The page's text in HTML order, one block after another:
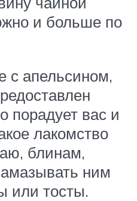
и больше по
с апельсином,
порадует вас и
лакомство
блинам,
ним
или тосты.